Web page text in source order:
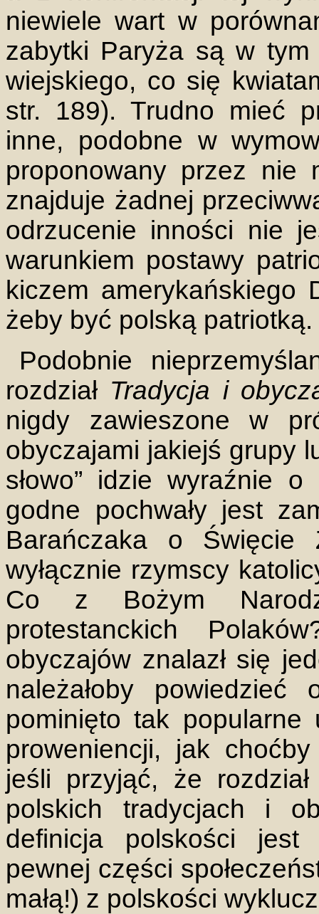
niewiele wart w
zabytki Paryża są w tym
wiejskiego, co się
str. 189). Trudno mieć
inne, podobne w
proponowany przez nie
znajduje żadnej
odrzucenie inności nie
warunkiem postawy
kiczem amerykańskiego
żeby być polską patriotką.
Podobnie
rozdział Tradycja i
nigdy zawieszone w
obyczajami jakiejś grupy
słowo” idzie wyraźnie
godne pochwały jest
Barańczaka o Święcie
wyłącznie rzymscy
Co z Bożym
protestanckich
obyczajów znalazł się
należałoby
pominięto tak
proweniencji, jak
jeśli przyjąć, że
polskich tradycjach i
definicja polskości jest
pewnej części
małą!) z polskości